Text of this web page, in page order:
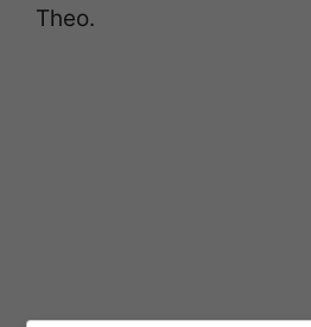
Theo.